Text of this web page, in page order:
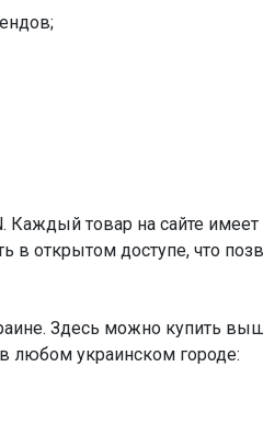
товар на сайте
в открытом доступе, что
Здесь можно купить
любом украинском городе: